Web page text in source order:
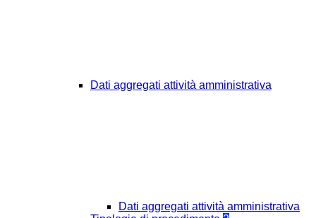
Dati aggregati attività amministrativa
Dati aggregati attività amministrativa